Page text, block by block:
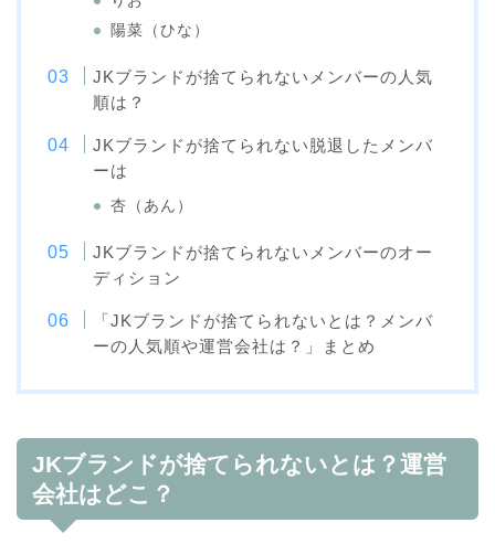
陽菜（ひな）
JKブランドが捨てられないメンバーの人気
順は？
JKブランドが捨てられない脱退したメンバ
ーは
杏（あん）
JKブランドが捨てられないメンバーのオー
ディション
「JKブランドが捨てられないとは？メンバ
ーの人気順や運営会社は？」まとめ
JKブランドが捨てられないとは？運営
会社はどこ？